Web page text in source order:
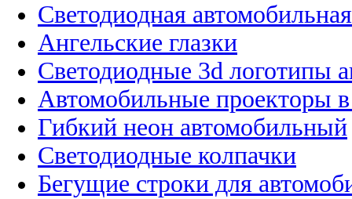
Светодиодная
Ангельские глазки
Светодиодные 3d логотипы
Автомобильные проекторы
Гибкий неон автомобильный
Светодиодные колпачки
Бегущие строки для